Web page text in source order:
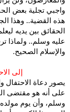
واجبي تجلية بعض
هذه القضية.. وهذا
الحقائق بين يديه
عليه وسلم.. ولماذا
والإسلام الصحيح.
إلى
يصور دعاة الاحتفال
على أنه هو مقتضى
وسلم، وأن يوم